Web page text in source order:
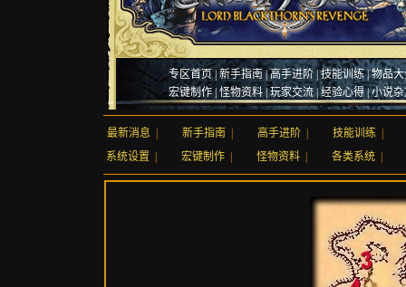
专区首页|新手指南 |高手进阶 |技能训练|物品
宏键制作| 怪物资料 |玩家交流 |经验心得|小说
最新消息 新手指南 高手进阶 技能训练
系统设置
宏键制作 怪物资料 各类系统